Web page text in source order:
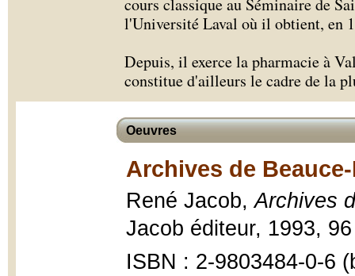
cours classique au Séminaire de
l'Université Laval où il obtient, en
Depuis, il exerce la pharmacie à
constitue d'ailleurs le cadre de la
Oeuvres
Archives de
René Jacob,Archives
Jacob éditeur, 1993,
ISBN : 2-9803484-0-6